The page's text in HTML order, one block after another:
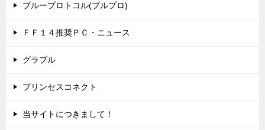
ブループロトコル(ブルプロ)
ＦＦ１４推奨ＰＣ・ニュース
グラブル
プリンセスコネクト
当サイトにつきまして！